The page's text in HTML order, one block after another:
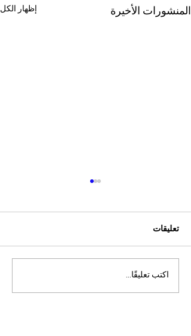
المنشورات الأخيرة إظهار الكل
التميز الأكاديمي العالمي: افتح
آفاقاً جديدة مع الجامعة
تعليقات
اكتب تعليقًا...